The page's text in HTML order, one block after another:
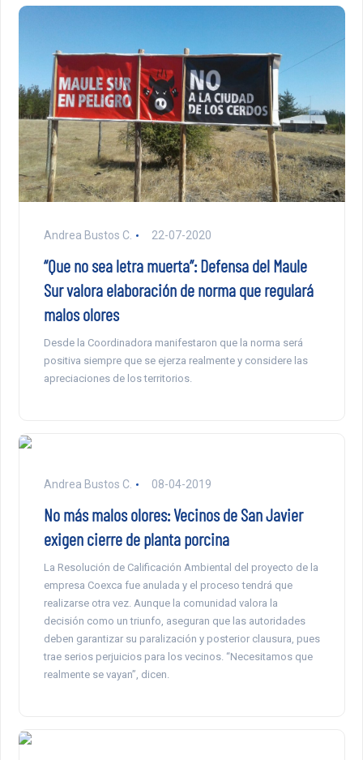
Andrea Bustos C. 22-07-2020
“Que no sea letra muerta”: Defensa del Maule
Sur valora elaboración de norma que regulará
malos olores
Desde la Coordinadora manifestaron que la norma será
positiva siempre que se ejerza realmente y considere las
apreciaciones de los territorios.
Andrea Bustos C. 08-04-2019
No más malos olores: Vecinos de San Javier
exigen cierre de planta porcina
La Resolución de Calificación Ambiental del proyecto de la
empresa Coexca fue anulada y el proceso tendrá que
realizarse otra vez. Aunque la comunidad valora la
decisión como un triunfo, aseguran que las autoridades
deben garantizar su paralización y posterior clausura, pues
trae serios perjuicios para los vecinos. “Necesitamos que
realmente se vayan”, dicen.